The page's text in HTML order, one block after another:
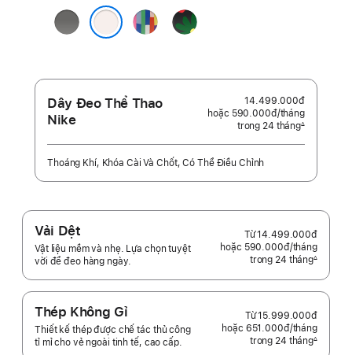
Neo
Xám
Đá
Pride
Edition
Black
Unity
Bloom
Dây Đeo Thể Thao
Nike
14.499.000đ
hoặc 590.000đ/tháng
trong 24 tháng∆
Thoáng Khí, Khóa Cài Và Chốt, Có Thể Điều Chỉnh
Vải Dệt
Vật liệu mềm và nhẹ. Lựa chọn tuyệt
vời để đeo hàng ngày.
Từ14.499.000đ
hoặc 590.000đ/tháng
trong 24 tháng∆
Thép Không Gỉ
Thiết kế thép được chế tác thủ công
tỉ mỉ cho vẻ ngoài tinh tế, cao cấp.
Từ15.999.000đ
hoặc 651.000đ/tháng
trong 24 tháng∆